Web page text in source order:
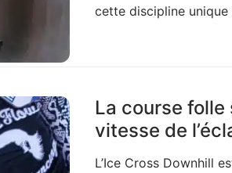
cette discipline unique
La course folle
vitesse de
L’Ice Cross Downhill